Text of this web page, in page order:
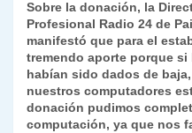
Sobre la donación, la
Profesional Radio 24 de
manifestó que para el
tremendo aporte porque
habían sido dados de
nuestros computadores
donación pudimos
computación, ya que nos